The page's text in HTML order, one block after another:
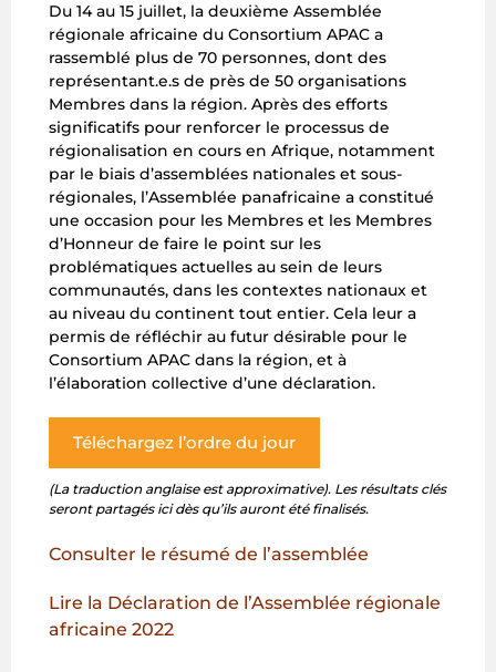
Du 14 au 15 juillet, la deuxième Assemblée
régionale africaine du Consortium APAC a
rassemblé plus de 70 personnes, dont des
représentant.e.s de près de 50 organisations
Membres dans la région. Après des efforts
significatifs pour renforcer le processus de
régionalisation en cours en Afrique, notamment
par le biais d’assemblées nationales et sous-
régionales, l’Assemblée panafricaine a constitué
une occasion pour les Membres et les Membres
d’Honneur de faire le point sur les
problématiques actuelles au sein de leurs
communautés, dans les contextes nationaux et
au niveau du continent tout entier. Cela leur a
permis de réfléchir au futur désirable pour le
Consortium APAC dans la région, et à
l’élaboration collective d’une déclaration.
Téléchargez l’ordre du jour
(La traduction anglaise est approximative). Les résultats clés
seront partagés ici dès qu’ils auront été finalisés.
Consulter le résumé de l’assemblée
Lire la Déclaration de l’Assemblée régionale
africaine 2022